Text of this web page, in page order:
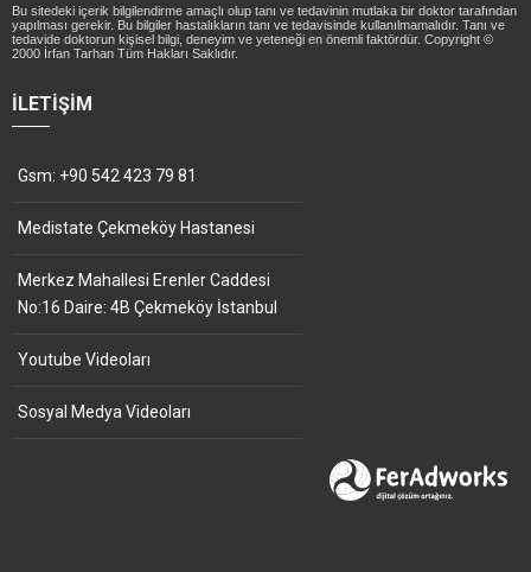
Bu sitedeki içerik bilgilendirme amaçlı olup tanı ve tedavinin mutlaka bir doktor tarafından
yapılması gerekir. Bu bilgiler hastalıkların tanı ve tedavisinde kullanılmamalıdır. Tanı ve
tedavide doktorun kişisel bilgi, deneyim ve yeteneği en önemli faktördür. Copyright ©
2000 İrfan Tarhan Tüm Hakları Saklıdır.
İLETIŞIM
Gsm: +90 542 423 79 81
Medistate Çekmeköy Hastanesi
Merkez Mahallesi Erenler Caddesi
No:16 Daire: 4B Çekmeköy İstanbul
Youtube Videoları
Sosyal Medya Videoları